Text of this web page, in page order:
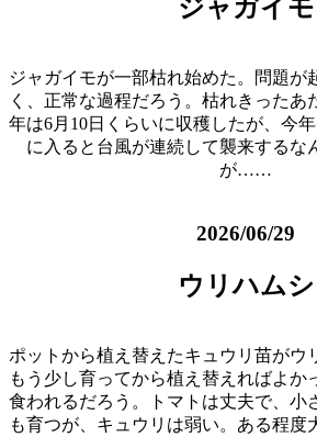
ジャガイモ
ジャガイモが一部枯れ始めた。問題が
く、正常な過程だろう。枯れきったあ
年は6月10日くらいに収穫したが、今
に入ると台風が連続して襲来するな
が……
2026/06/29
ウリハムシ
ポットから植え替えたキュウリ苗がウ
もう少し育ってから植え替えればよか
食われるだろう。トマトは丈夫で、小
も育つが、キュウリは弱い。ある程度